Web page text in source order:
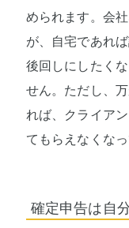
められます。会
が、自宅であれ
後回しにしたく
せん。ただし、
れば、クライア
てもらえなくな
確定申告は自